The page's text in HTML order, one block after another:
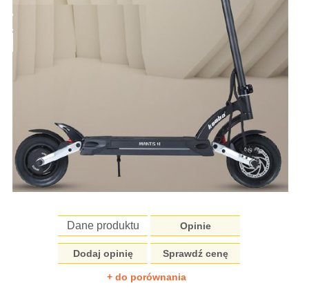
Dane produktu Opinie
Dodaj opinię Sprawdź cenę
+ do porównania